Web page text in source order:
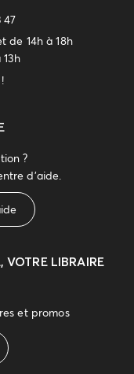
47
de 14h à 18h
?
d'aide.
VOTRE LIBRAIRE
et promos